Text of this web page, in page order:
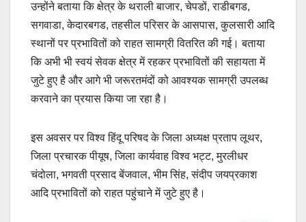
उन्होंने बताया कि क्षेत्र के थराली बाजार, चेपडों, राडीबगड,
सगवाडा, केदारबगड, तहसील परिसर के आसपास, कुलसारी आदि
स्थानों पर प्रभावितों को राहत सामग्री वितरित की गई। बताया
कि अभी भी स्वयं सेवक क्षेत्र में रहकर प्रभावितों की सहायता में
जुटे हुए है और आगे भी जरूरतमंदों को आवश्यक सामग्री उपलब्ध
करवाने का प्रयास किया जा रहा है।
इस अवसर पर विश्व हिंदू परिषद के जिला अध्यक्ष प्रताप लूथर,
जिला प्रचारक पीयूष, जिला कार्यवाह विश्व भट्ट, मुरलीधर
चंदोला, भगवती प्रसाद बेंजवाल, भीम सिंह, संदीप जयप्रकाश
आदि प्रभावितों को राहत पहुंचाने में जुटे हुए है।